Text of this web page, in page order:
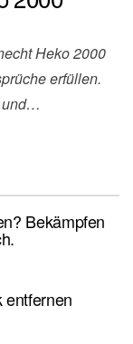
Heko 2000
erfüllen.
und…
Bekämpfen
entfernen